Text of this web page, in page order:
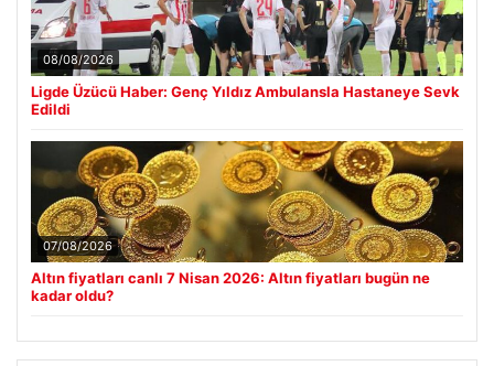
08/08/2026
Ligde Üzücü Haber: Genç Yıldız Ambulansla Hastaneye Sevk
Edildi
07/08/2026
Altın fiyatları canlı 7 Nisan 2026: Altın fiyatları bugün ne
kadar oldu?